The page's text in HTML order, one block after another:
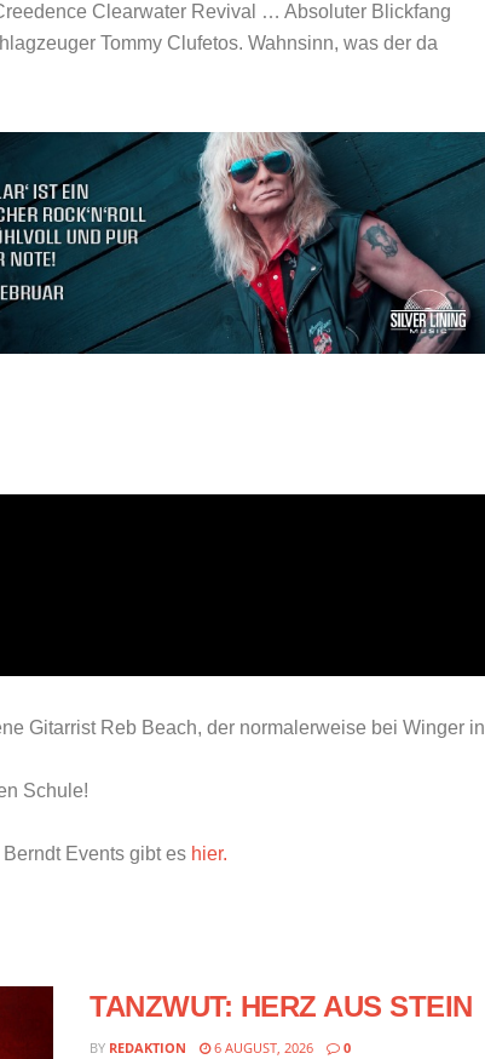
Clearwater Revival … Absoluter Blickfang
Tommy Clufetos. Wahnsinn, was der da
Gitarrist Reb Beach, der normalerweise bei Winger in
Schule!
Events gibt es hier.
TANZWUT: HERZ AUS STEIN
BY REDAKTION 6 AUGUST, 2026 0